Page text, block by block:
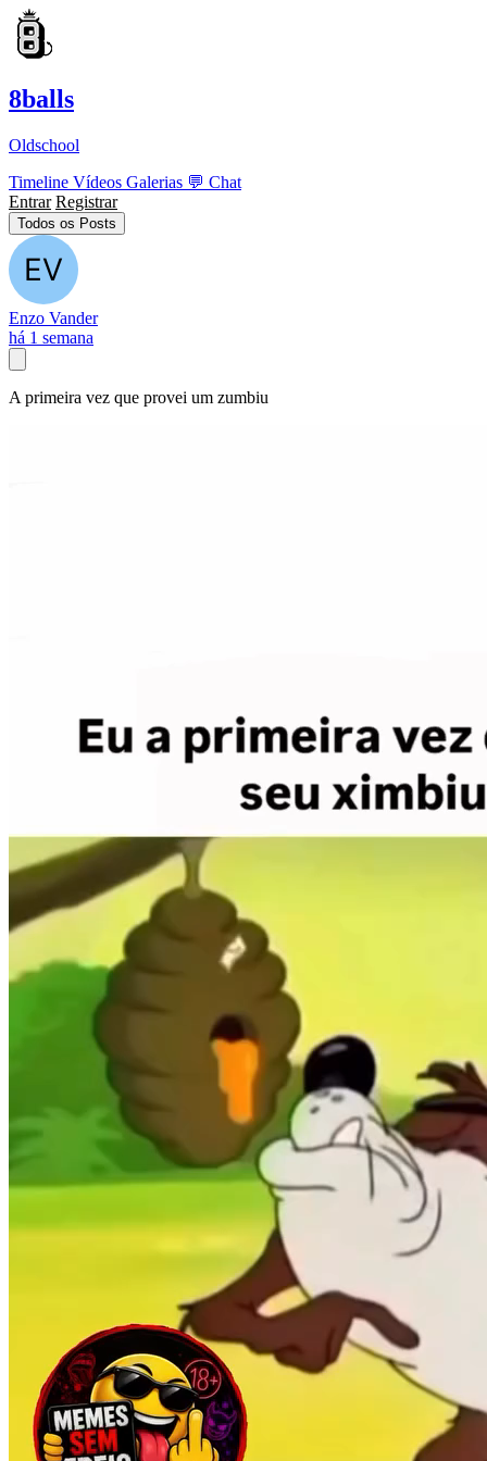
8balls
Oldschool
Timeline Vídeos Galerias 💬 Chat
Entrar Registrar
Todos os Posts
Enzo Vander
há 1 semana
A primeira vez que provei um zumbiu